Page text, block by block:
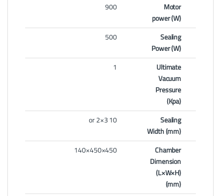
Motor
power (W)
900
Sealing
Power (W)
500
Ultimate
Vacuum
Pressure
(Kpa)
1
Sealing
Width (mm)
10 or 2×3
Chamber
Dimension
(L×W×H)
(mm)
450×450×140